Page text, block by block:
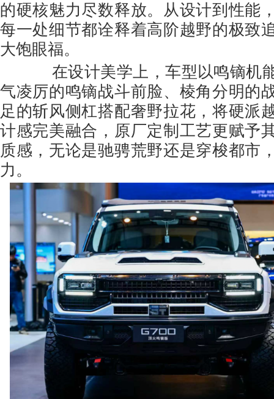
的硬核魅力尽数释放。从设计到性能
每一处细节都诠释着高阶越野的极致
大饱眼福。
在设计美学上，车型以鸣镝机
气凌厉的鸣镝战斗前脸、棱角分明的
足的斩风侧杠搭配奢野拉花，将硬派
计感完美融合，原厂定制工艺更赋予
质感，无论是驰骋荒野还是穿梭都市
力。